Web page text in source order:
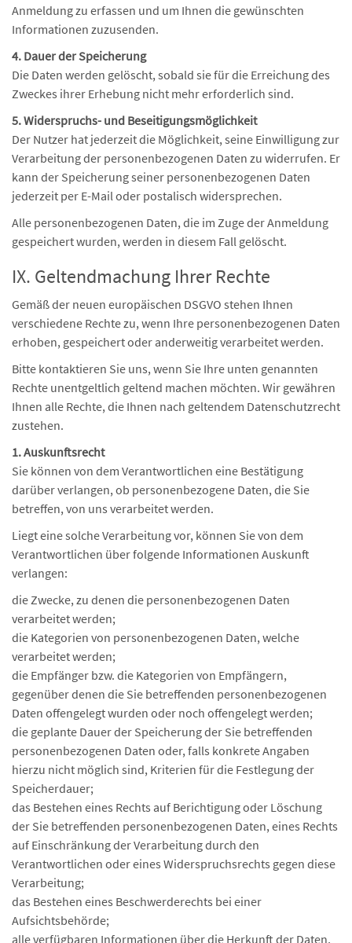
Anmeldung zu erfassen und um Ihnen die gewünschten
Informationen zuzusenden.
4. Dauer der Speicherung
Die Daten werden gelöscht, sobald sie für die Erreichung des
Zweckes ihrer Erhebung nicht mehr erforderlich sind.
5. Widerspruchs- und Beseitigungsmöglichkeit
Der Nutzer hat jederzeit die Möglichkeit, seine Einwilligung zur
Verarbeitung der personenbezogenen Daten zu widerrufen. Er
kann der Speicherung seiner personenbezogenen Daten
jederzeit per E-Mail oder postalisch widersprechen.
Alle personenbezogenen Daten, die im Zuge der Anmeldung
gespeichert wurden, werden in diesem Fall gelöscht.
IX. Geltendmachung Ihrer Rechte
Gemäß der neuen europäischen DSGVO stehen Ihnen
verschiedene Rechte zu, wenn Ihre personenbezogenen Daten
erhoben, gespeichert oder anderweitig verarbeitet werden.
Bitte kontaktieren Sie uns, wenn Sie Ihre unten genannten
Rechte unentgeltlich geltend machen möchten. Wir gewähren
Ihnen alle Rechte, die Ihnen nach geltendem Datenschutzrecht
zustehen.
1. Auskunftsrecht
Sie können von dem Verantwortlichen eine Bestätigung
darüber verlangen, ob personenbezogene Daten, die Sie
betreffen, von uns verarbeitet werden.
Liegt eine solche Verarbeitung vor, können Sie von dem
Verantwortlichen über folgende Informationen Auskunft
verlangen:
die Zwecke, zu denen die personenbezogenen Daten
verarbeitet werden;
die Kategorien von personenbezogenen Daten, welche
verarbeitet werden;
die Empfänger bzw. die Kategorien von Empfängern,
gegenüber denen die Sie betreffenden personenbezogenen
Daten offengelegt wurden oder noch offengelegt werden;
die geplante Dauer der Speicherung der Sie betreffenden
personenbezogenen Daten oder, falls konkrete Angaben
hierzu nicht möglich sind, Kriterien für die Festlegung der
Speicherdauer;
das Bestehen eines Rechts auf Berichtigung oder Löschung
der Sie betreffenden personenbezogenen Daten, eines Rechts
auf Einschränkung der Verarbeitung durch den
Verantwortlichen oder eines Widerspruchsrechts gegen diese
Verarbeitung;
das Bestehen eines Beschwerderechts bei einer
Aufsichtsbehörde;
alle verfügbaren Informationen über die Herkunft der Daten,